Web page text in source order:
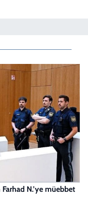
N.’ye müebbet